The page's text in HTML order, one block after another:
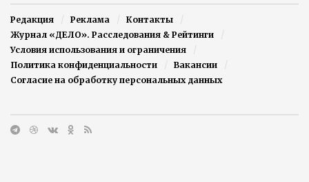
Редакция Реклама
Контакты
Журнал «ДЕЛО». Расследования & Рейтинги
Условия использования и ограничения
Политика конфиденциальности
Вакансии
Согласие на обработку персональных данных